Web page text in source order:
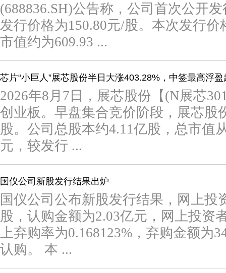
(688836.SH)公告称，公司首次公开
发行价格为150.80元/股。本次发行
市值约为609.93 ...
芯片“小巨人”展芯股份半日大涨403.28%，中签最高浮
2026年8月7日，展芯股份【(N展芯
创业板。早盘集合竞价阶段，展芯股
股。公司总股本约4.11亿股，总市值
元，较发行 ...
国仪公司新股发行结果出炉
国仪公司公布新股发行结果，网上投
股，认购金额为2.03亿元，网上投资
上弃购率为0.168123%，弃购金额为
认购。 本 ...